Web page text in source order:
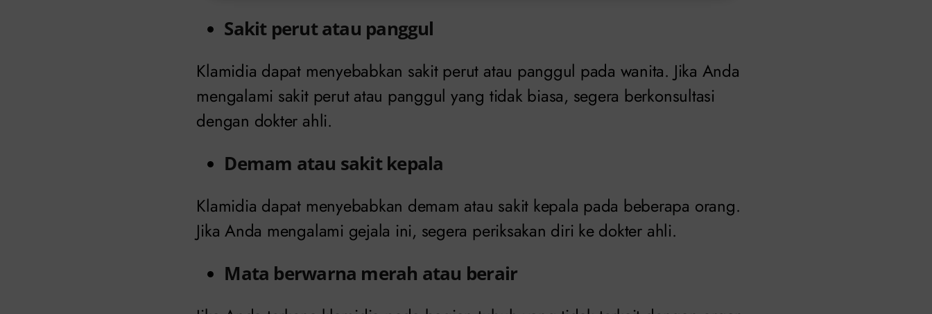
Sakit perut atau panggul
Klamidia dapat menyebabkan sakit perut atau panggul pada wanita. Jika Anda
mengalami sakit perut atau panggul yang tidak biasa, segera berkonsultasi
dengan dokter ahli.
Demam atau sakit kepala
Klamidia dapat menyebabkan demam atau sakit kepala pada beberapa orang.
Jika Anda mengalami gejala ini, segera periksakan diri ke dokter ahli.
Mata berwarna merah atau berair